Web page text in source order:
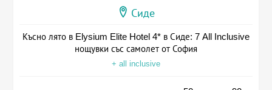
Сиде
Късно лято в Elysium Elite Hotel 4* в Сиде: 7 All Inclusive
нощувки със самолет от София
+ all inclusive